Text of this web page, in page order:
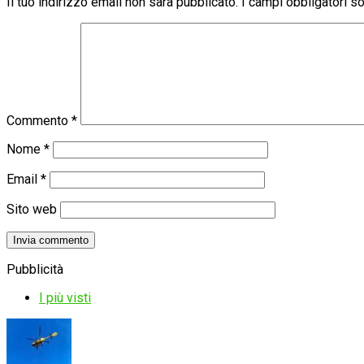
Commento *
Nome *
Email *
Sito web
Pubblicità
I più visti